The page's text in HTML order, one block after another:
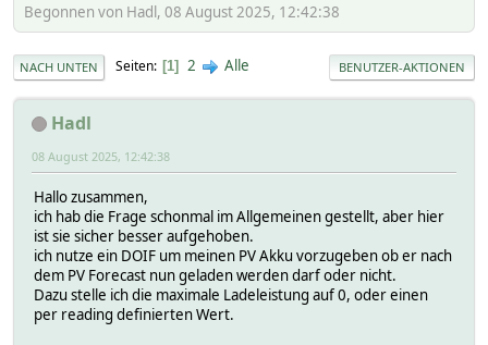
Begonnen von Hadl, 08 August 2025, 12:42:38
NACH UNTEN Seiten 1 2 Alle BENUTZER-AKTIONEN
Hadl
08 August 2025, 12:42:38
Hallo zusammen,
ich hab die Frage schonmal im Allgemeinen gestellt, aber hier
ist sie sicher besser aufgehoben.
ich nutze ein DOIF um meinen PV Akku vorzugeben ob er nach
dem PV Forecast nun geladen werden darf oder nicht.
Dazu stelle ich die maximale Ladeleistung auf 0, oder einen
per reading definierten Wert.